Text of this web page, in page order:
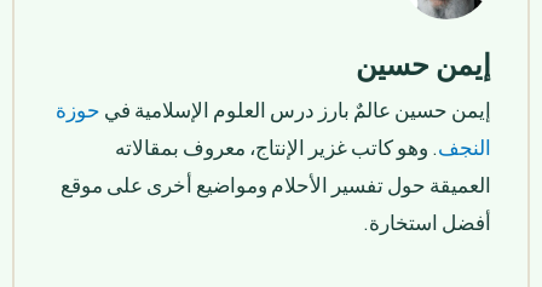
إيمن حسين
إيمن حسين عالمٌ بارز درس العلوم الإسلامية في حوزة
النجف. وهو كاتب غزير الإنتاج، معروف بمقالاته
العميقة حول تفسير الأحلام ومواضيع أخرى على موقع
أفضل استخارة.